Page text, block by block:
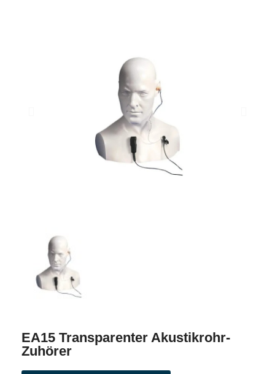
EA15 Transparenter Akustikrohr-
Zuhörer